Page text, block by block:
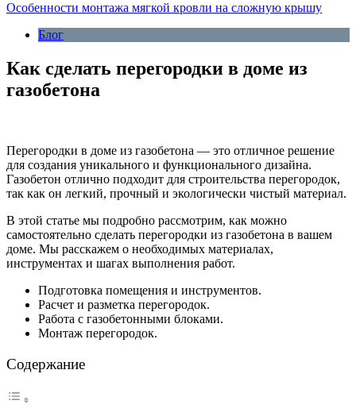
Особенности монтажа мягкой кровли на сложную крышу
Блог
Как сделать перегородки в доме из
газобетона
Перегородки в доме из газобетона — это отличное решение
для создания уникального и функционального дизайна.
Газобетон отлично подходит для строительства перегородок,
так как он легкий, прочный и экологически чистый материал.
В этой статье мы подробно рассмотрим, как можно
самостоятельно сделать перегородки из газобетона в вашем
доме. Мы расскажем о необходимых материалах,
инструментах и шагах выполнения работ.
Подготовка помещения и инструментов.
Расчет и разметка перегородок.
Работа с газобетонными блоками.
Монтаж перегородок.
Содержание